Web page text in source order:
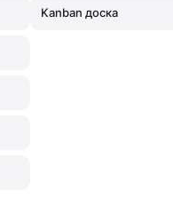
Kanban доска